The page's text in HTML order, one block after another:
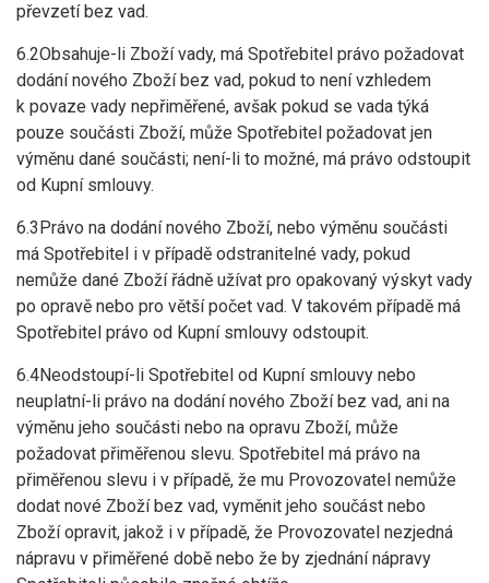
převzetí bez vad.
6.2Obsahuje-li Zboží vady, má Spotřebitel právo požadovat
dodání nového Zboží bez vad, pokud to není vzhledem
k povaze vady nepřiměřené, avšak pokud se vada týká
pouze součásti Zboží, může Spotřebitel požadovat jen
výměnu dané součásti; není-li to možné, má právo odstoupit
od Kupní smlouvy.
6.3Právo na dodání nového Zboží, nebo výměnu součásti
má Spotřebitel i v případě odstranitelné vady, pokud
nemůže dané Zboží řádně užívat pro opakovaný výskyt vady
po opravě nebo pro větší počet vad. V takovém případě má
Spotřebitel právo od Kupní smlouvy odstoupit.
6.4Neodstoupí-li Spotřebitel od Kupní smlouvy nebo
neuplatní-li právo na dodání nového Zboží bez vad, ani na
výměnu jeho součásti nebo na opravu Zboží, může
požadovat přiměřenou slevu. Spotřebitel má právo na
přiměřenou slevu i v případě, že mu Provozovatel nemůže
dodat nové Zboží bez vad, vyměnit jeho součást nebo
Zboží opravit, jakož i v případě, že Provozovatel nezjedná
nápravu v přiměřené době nebo že by zjednání nápravy